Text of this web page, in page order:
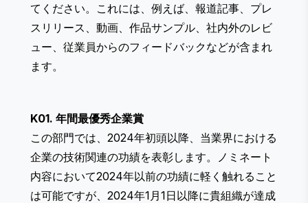
てください。これには、例えば、報道記事、プレ
スリリース、動画、作品サンプル、社内外のレビ
ュー、従業員からのフィードバックなどが含まれ
ます。
K01. 年間最優秀企業賞
この部門では、2024年初頭以降、当業界における
企業の技術関連の功績を表彰します。ノミネート
内容において2024年以前の功績に軽く触れること
は可能ですが、2024年1月1日以降に貴組織が達成